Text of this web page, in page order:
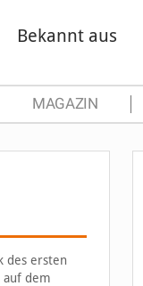
Bekannt aus
MAGAZIN
des ersten
auf dem